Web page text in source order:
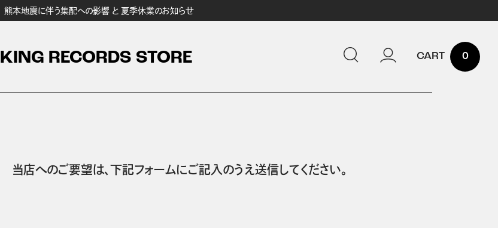
熊本地震に伴う集配への影響 と 夏季休業のお知らせ
KING RECORDS STORE 0
当店へのご要望は、 下記フォームにご記入のうえ送信してください。